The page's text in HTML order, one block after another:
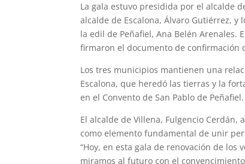
La gala estuvo presidida por el alcalde
alcalde de Escalona, Álvaro Gutiérrez, y
la edil de Peñafiel, Ana Belén Arenales.
firmaron el documento de confirmación
Los tres municipios mantienen una
Escalona, que heredó las tierras y la
en el Convento de San Pablo de Peñafiel.
El alcalde de Villena, Fulgencio
como elemento fundamental de unir
“Hoy, en esta gala de renovación de
miramos al futuro con el